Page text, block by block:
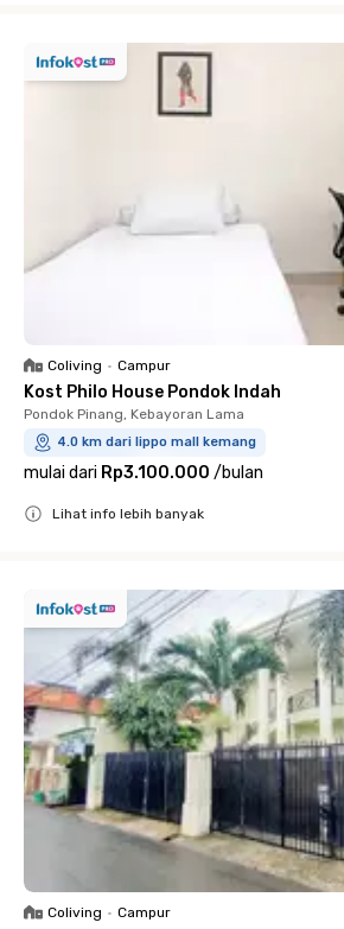
Coliving • Campur
Kost Philo House Pondok Indah
Pondok Pinang, Kebayoran Lama
4.0 km dari lippo mall kemang
mulai dari Rp3.100.000 /bulan
Lihat info lebih banyak
Coliving • Campur